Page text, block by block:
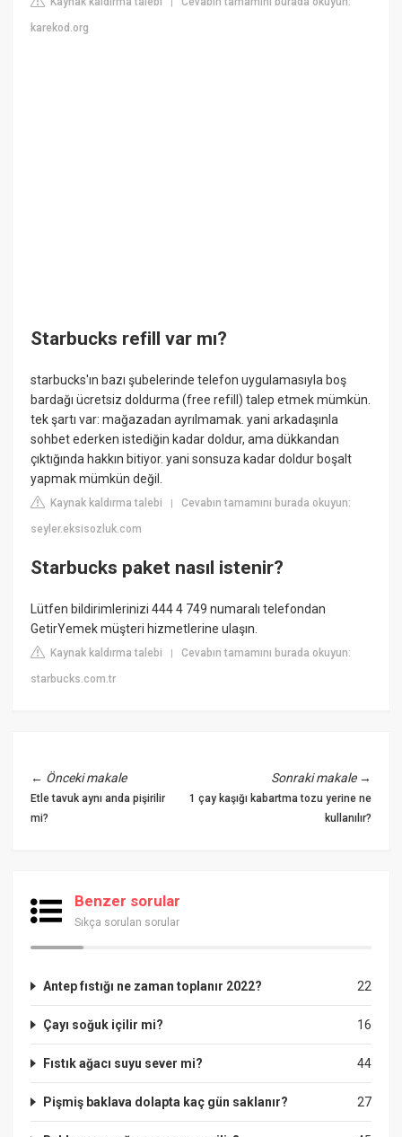
|
karekod.org
Starbucks refill var mı?
starbucks'ın bazı şubelerinde telefon uygulamasıyla boş
bardağı ücretsiz doldurma (free refill) talep etmek mümkün.
tek şartı var: mağazadan ayrılmamak. yani arkadaşınla
sohbet ederken istediğin kadar doldur, ama dükkandan
çıktığında hakkın bitiyor. yani sonsuza kadar doldur boşalt
yapmak mümkün değil.
Kaynak kaldırma talebi |Cevabın tamamını burada okuyun:
seyler.eksisozluk.com
Starbucks paket nasıl istenir?
Lütfen bildirimlerinizi 444 4 749 numaralı telefondan
GetirYemek müşteri hizmetlerine ulaşın.
Kaynak kaldırma talebi |Cevabın tamamını burada okuyun:
starbucks.com.tr
← Önceki makale
Etle tavuk aynı anda pişirilir
mi?
Sonraki makale→
1 çay kaşığı kabartma tozu yerine ne
kullanılır?
Benzer sorular
Sıkça sorulan sorular
22
Antep fıstığı ne zaman toplanır 2022?
16
Çayı soğuk içilir mi?
44
Fıstık ağacı suyu sever mi?
27
Pişmiş baklava dolapta kaç gün saklanır?